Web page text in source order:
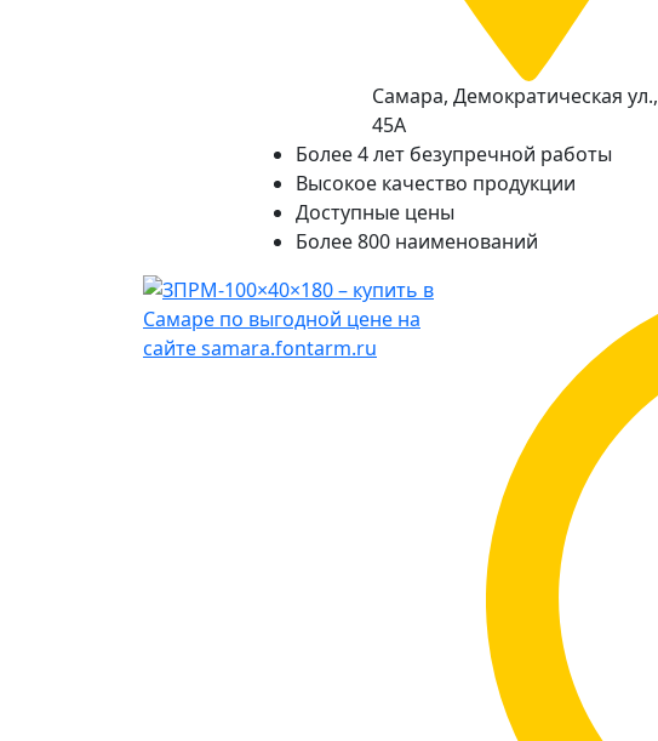
Самара, Демократическая ул.,
45А
Более 4 лет безупречной работы
Высокое качество продукции
Доступные цены
Более 800 наименований